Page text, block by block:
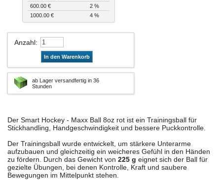
600.00 €
2 %
1000.00 €
4 %
Anzahl:
In den Warenkorb
ab Lager versandfertig in 36
Stunden
Der Smart Hockey - Maxx Ball 8oz rot ist ein Trainingsball für
Stickhandling, Handgeschwindigkeit und bessere Puckkontrolle.
Der Trainingsball wurde entwickelt, um stärkere Unterarme
aufzubauen und gleichzeitig ein weicheres Gefühl in den Händen
zu fördern. Durch das Gewicht von 225 g eignet sich der Ball für
gezielte Übungen, bei denen Kontrolle, Kraft und saubere
Bewegungen im Mittelpunkt stehen.